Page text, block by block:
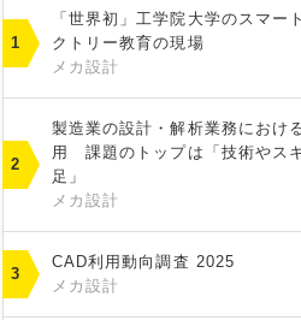
「世界初」工学院大学のスマー
クトリー教育の現場
メカ設計
製造業の設計・解析業務におけ
用 課題のトップは「技術やス
足」
メカ設計
CAD利用動向調査 2025
メカ設計